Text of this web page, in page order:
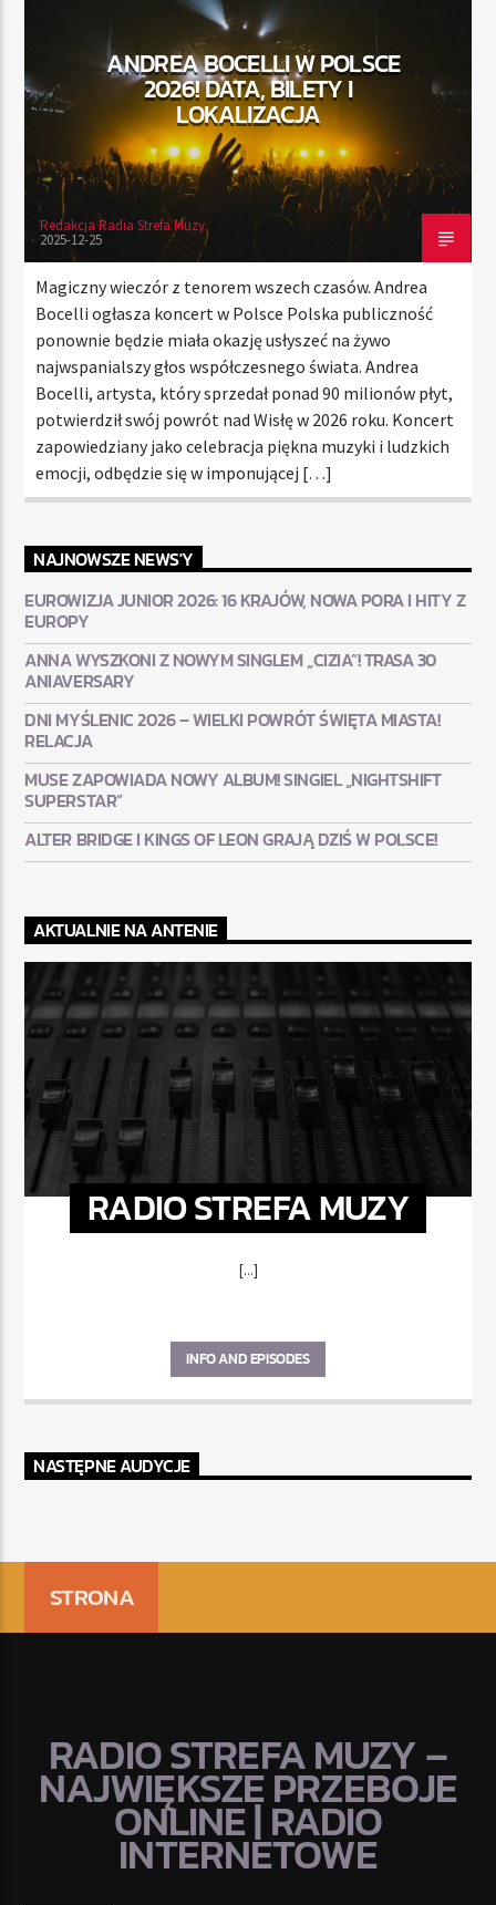
TERAZ
RADIO STREFA MUZY
00:00 24:00
Radio Strefa Muzy
ANDREA BOCELLI W POLSCE
2026! DATA, BILETY I
LOKALIZACJA
Redakcja Radia Strefa Muzy
2025-12-25
Magiczny wieczór z tenorem wszech czasów. Andrea
Bocelli ogłasza koncert w Polsce Polska publiczność
ponownie będzie miała okazję usłyszeć na żywo
najwspanialszy głos współczesnego świata. Andrea
Bocelli, artysta, który sprzedał ponad 90 milionów płyt,
potwierdził swój powrót nad Wisłę w 2026 roku. Koncert
zapowiedziany jako celebracja piękna muzyki i ludzkich
emocji, odbędzie się w imponującej […]
NAJNOWSZE NEWS'Y
EUROWIZJA JUNIOR 2026: 16 KRAJÓW, NOWA PORA I HITY Z
EUROPY
ANNA WYSZKONI Z NOWYM SINGLEM „CIZIA”! TRASA 30
ANIAVERSARY
DNI MYŚLENIC 2026 – WIELKI POWRÓT ŚWIĘTA MIASTA!
RELACJA
MUSE ZAPOWIADA NOWY ALBUM! SINGIEL „NIGHTSHIFT
SUPERSTAR”
ALTER BRIDGE I KINGS OF LEON GRAJĄ DZIŚ W POLSCE!
AKTUALNIE NA ANTENIE
RADIO STREFA MUZY
[...]
INFO AND EPISODES
NASTĘPNE AUDYCJE
STRONA
RADIO STREFA MUZY –
NAJWIĘKSZE PRZEBOJE
ONLINE | RADIO
INTERNETOWE